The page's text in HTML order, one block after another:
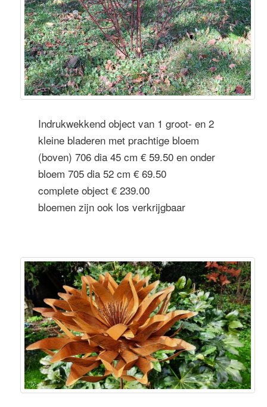
Indrukwekkend object van 1 groot- en 2
kleine bladeren met prachtige bloem
(boven) 706 dia 45 cm € 59.50 en onder
bloem 705 dia 52 cm € 69.50
complete object € 239.00
bloemen zijn ook los verkrijgbaar